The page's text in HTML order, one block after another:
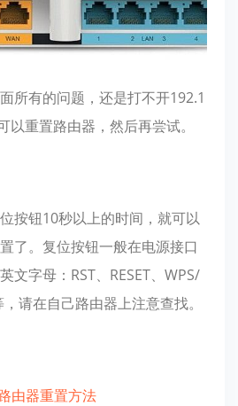
所有的问题，还是打不开192.1
以重置路由器，然后再尝试。
按钮10秒以上的时间，就可以
了。复位按钮一般在电源接口
文字母：RST、RESET、WPS/
请在自己路由器上注意查找。
由器重置方法